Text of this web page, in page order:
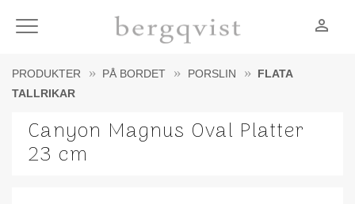
Meny person_outline
PRODUKTER PÅ BORDET PORSLIN
FLATA
TALLRIKAR
Canyon Magnus Oval Platter
23 cm